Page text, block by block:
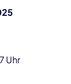
Uhr